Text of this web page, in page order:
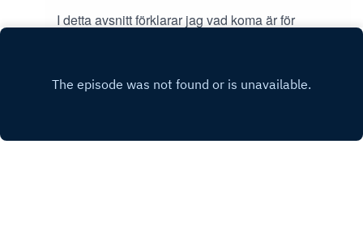
I detta avsnitt förklarar jag vad koma är för
snabbfakta1@gmail.comMin andra podcast
b9Bv1KoKvzptUaj